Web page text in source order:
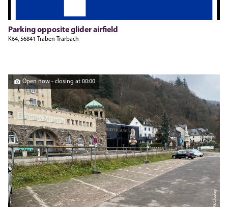
Parking opposite glider airfield
K64, 56841 Traben-Trarbach
Open now - closing at 00:00